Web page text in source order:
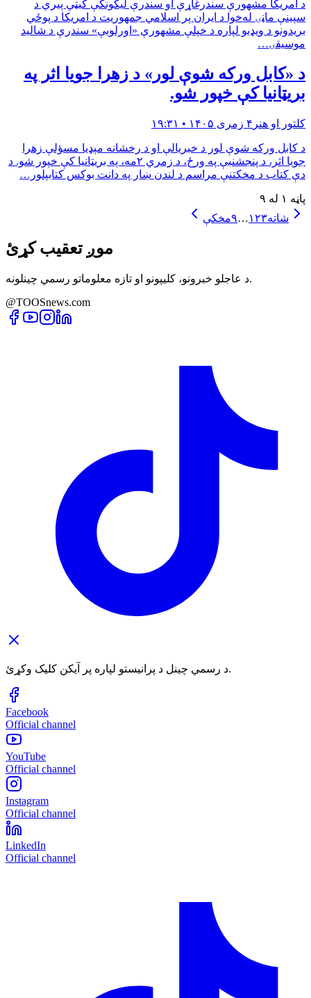
د امریکا مشهورې سندرغاړې او سندرې لیکونکې کیټي پيري د
سپینې ماڼۍ له‌خوا د ایران پر اسلامي جمهوریت د امریکا د پوځي
بریدونو د ویډیو لپاره د خپلې مشهورې «اورلوبې» سندرې د شالید
موسیقۍ…
د «کابل ورکه شوې لور» د زهرا جویا اثر په
بریټانیا کې خپور شو.
کلتور او هنر ۴ زمری ۱۴۰۵ • ۱۹:۳۱
د کابل ورکه شوې لور د خبریالې او د رخشانه مېډیا مسؤلې زهرا
جویا اثر، د پنجشنبې په ورځ، د زمري ۲مه، په بریټانیا کې خپور شو. د
دې کتاب د مخکتنې مراسم د لندن ښار په دانت بوکس کتابپلور…
پاڼه ۱ له ۹
شاته
۱۲۳ …۹مخکې
موږ تعقیب کړئ
د عاجلو خبرونو، کلیپونو او تازه معلوماتو رسمي چینلونه.
@TOOSnews.com
د رسمي چینل د پرانیستو لپاره پر آیکن کلیک وکړئ.
Facebook
Official channel
YouTube
Official channel
Instagram
Official channel
LinkedIn
Official channel